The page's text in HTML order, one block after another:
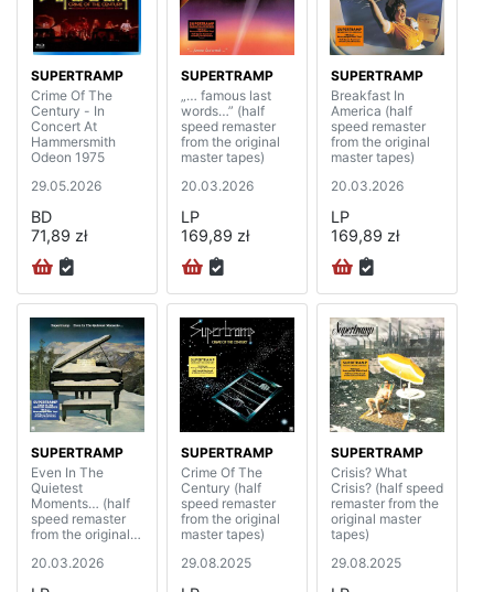
SUPERTRAMP
Crime Of The
Century - In
Concert At
Hammersmith
Odeon 1975
29.05.2026
BD
71,89 zł
SUPERTRAMP
„… famous last
words…” (half
speed remaster
from the original
master tapes)
20.03.2026
LP
169,89 zł
SUPERTRAMP
Breakfast In
America (half
speed remaster
from the original
master tapes)
20.03.2026
LP
169,89 zł
SUPERTRAMP
Even In The
Quietest
Moments… (half
speed remaster
from the original
20.03.2026
SUPERTRAMP
Crime Of The
Century (half
speed remaster
from the original
master tapes)
29.08.2025
SUPERTRAMP
Crisis? What
Crisis? (half speed
remaster from the
original master
tapes)
29.08.2025